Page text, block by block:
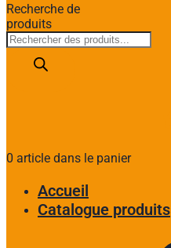
Recherche de
produits
0 article dans le panier
Accueil
Catalogue produits